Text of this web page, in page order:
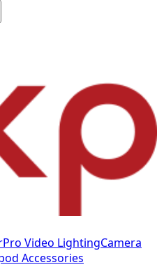
Pro Video LightingCamera
Accessories